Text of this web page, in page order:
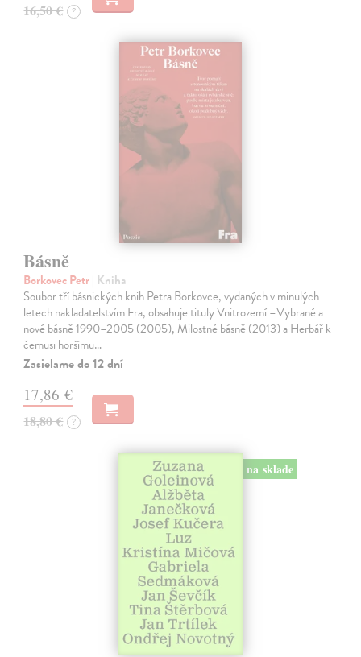
16,50 € ?
Básně
Borkovec Petr| Kniha
Soubor tří básnických knih Petra Borkovce, vydaných v minulých
letech nakladatelstvím Fra, obsahuje tituly Vnitrozemí –Vybrané a
nové básně 1990–2005 (2005), Milostné básně (2013) a Herbář k
čemusi horšímu…
Zasielame do 12 dní
17,86 €
18,80 € ?
na sklade